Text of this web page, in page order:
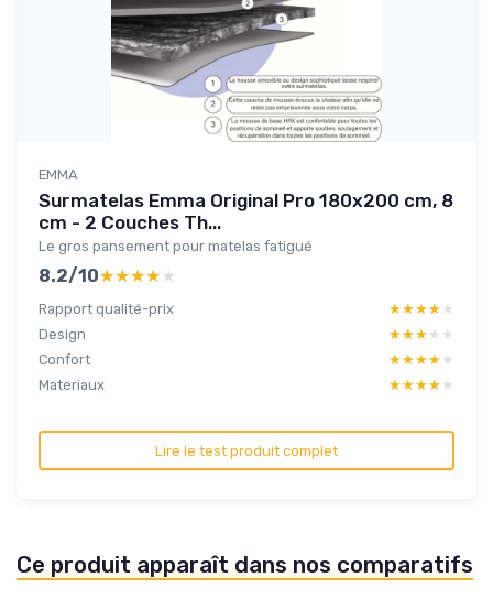
EMMA
Surmatelas Emma Original Pro 180x200 cm, 8
cm - 2 Couches Th...
Le gros pansement pour matelas fatigué
8.2/10★★★★★
★★★★★
Rapport qualité-prix ★★★★★
★★★★★
Design
★★★★★
★★★★★
Confort
★★★★★
★★★★★
Materiaux
★★★★★
★★★★★
Lire le test produit complet
Ce produit apparaît dans nos comparatifs